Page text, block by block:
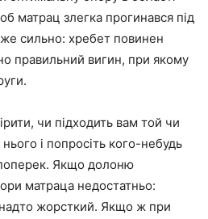
матрац злегка прогинався під
сильно: хребет повинен
правильний вигин, при якому
чи підходить вам той чи
і попросіть кого-небудь
Якщо долоню
матраца недостатньо:
жорсткий. Якщо ж при